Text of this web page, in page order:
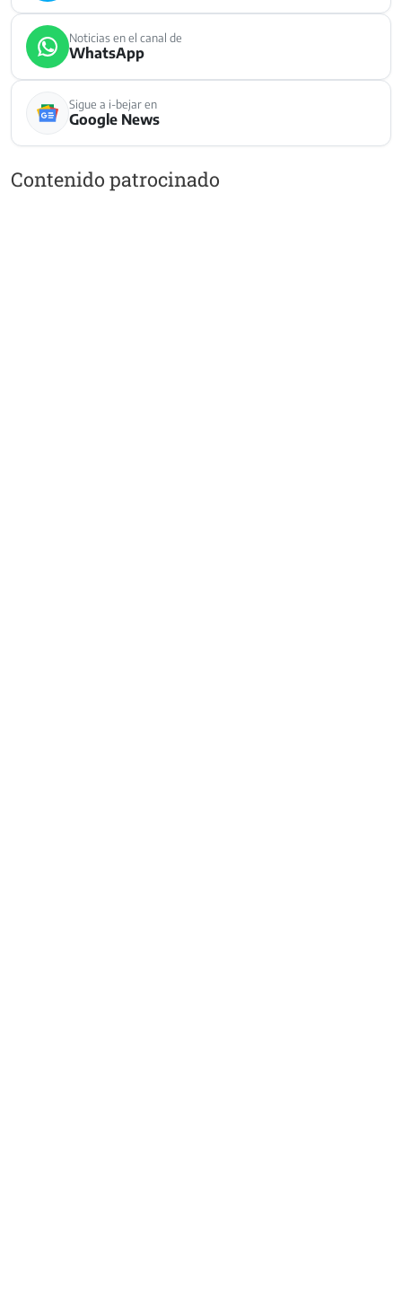
Noticias en el canal de
WhatsApp
Sigue a i-bejar en
Google News
Contenido patrocinado